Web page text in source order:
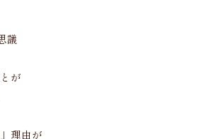
議
が
理由が